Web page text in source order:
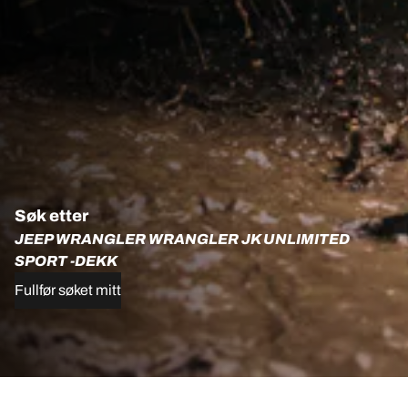
Søk etter
JEEP WRANGLER WRANGLER JK UNLIMITED
SPORT -DEKK
Fullfør søket mitt